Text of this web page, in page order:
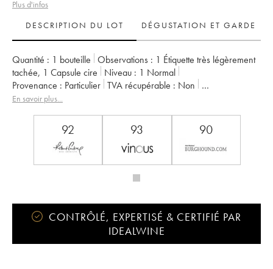
Plus d'infos
DESCRIPTION DU LOT
DÉGUSTATION ET GARDE
Quantité : 1 bouteille Observations : 1 Étiquette très légèrement
tachée, 1 Capsule cire Niveau : 1 Normal
Provenance : particulier TVA récupérable :
non
Région :
Beaujolais
En savoir plus...
92 93 90
CONTRÔLÉ, EXPERTISÉ & CERTIFIÉ PAR
IDEALWINE